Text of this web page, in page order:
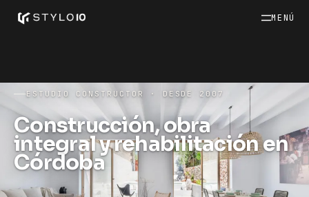
MENÚ
ESTUDIO CONSTRUCTOR · DESDE 2007
Construcción, obra
integral y rehabilitación en
Córdoba